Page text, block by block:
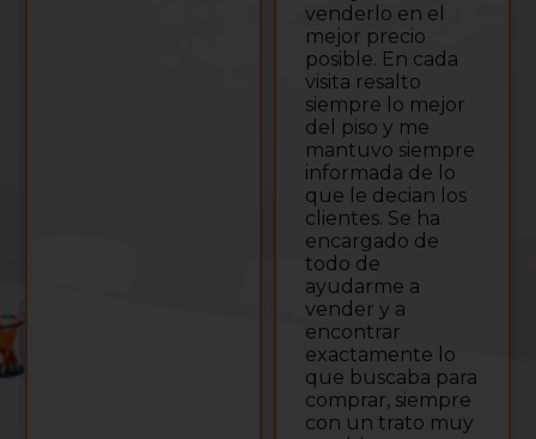
venderlo en el
mejor precio
posible. En cada
visita resalto
siempre lo mejor
del piso y me
mantuvo siempre
informada de lo
que le decian los
clientes. Se ha
encargado de
todo de
ayudarme a
vender y a
encontrar
exactamente lo
que buscaba para
comprar, siempre
con un trato muy